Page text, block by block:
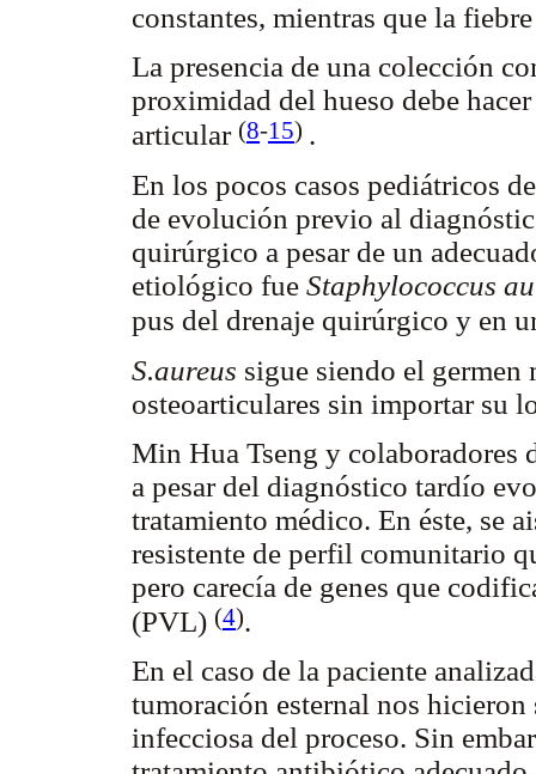
constantes, mientras que la
La presencia de una colección
proximidad del hueso debe
articular (8-15) .
En los pocos casos pediátricos
de evolución previo al
quirúrgico a pesar de un
etiológico fue Staphylococcus
pus del drenaje quirúrgico y en
S.aureus sigue siendo el germen
osteoarticulares sin importar su
Min Hua Tseng y colaboradores
a pesar del diagnóstico tardío
tratamiento médico. En éste, se
resistente de perfil comunitario
pero carecía de genes que
(PVL) (4).
En el caso de la paciente
tumoración esternal nos
infecciosa del proceso. Sin